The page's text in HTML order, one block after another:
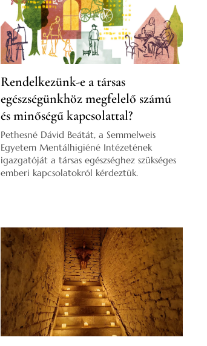
Rendelkezünk-e a társas
egészségünkhöz megfelelő számú
és minőségű kapcsolattal?
Pethesné Dávid Beátát, a Semmelweis
Egyetem Mentálhigiéné Intézetének
igazgatóját a társas egészséghez szükséges
emberi kapcsolatokról kérdeztük.